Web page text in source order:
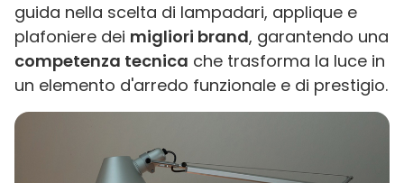
guida nella scelta di lampadari, applique e
plafoniere dei migliori brand, garantendo una
competenza tecnica che trasforma la luce in
un elemento d'arredo funzionale e di prestigio.